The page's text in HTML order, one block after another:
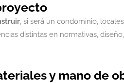
, si será un condominio,
distintas en normativas,
y mano de